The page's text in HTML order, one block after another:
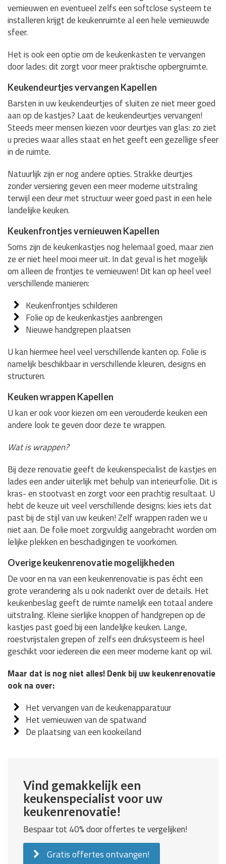
vernieuwen en eventueel zelfs een softclose systeem te
installeren krijgt de keukenruimte al een hele vernieuwde
sfeer.
Het is ook een optie om de keukenkasten te vervangen
door lades: dit zorgt voor meer praktische opbergruimte.
Keukendeurtjes vervangen Kapellen
Barsten in uw keukendeurtjes of sluiten ze niet meer goed
aan op de kastjes? Laat de keukendeurtjes vervangen!
Steeds meer mensen kiezen voor deurtjes van glas: zo ziet
u precies waar alles staat en het geeft een gezellige sfeer
in de ruimte.
Natuurlijk zijn er nog andere opties. Strakke deurtjes
zonder versiering geven een meer moderne uitstraling
terwijl een deur met structuur weer goed past in een hele
landelijke keuken.
Keukenfrontjes vernieuwen Kapellen
Soms zijn de keukenkastjes nog helemaal goed, maar zien
ze er niet heel mooi meer uit. In dat geval is het mogelijk
om alleen de frontjes te vernieuwen! Dit kan op heel veel
verschillende manieren:
Keukenfrontjes schilderen
Folie op de keukenkastjes aanbrengen
Nieuwe handgrepen plaatsen
U kan hiermee heel veel verschillende kanten op. Folie is
namelijk beschikbaar in verschillende kleuren, designs en
structuren.
Keuken wrappen Kapellen
U kan er ook voor kiezen om een verouderde keuken een
andere look te geven door deze te wrappen.
Wat is wrappen?
Bij deze renovatie geeft de keukenspecialist de kastjes en
lades een ander uiterlijk met behulp van interieurfolie. Dit is
kras- en stootvast en zorgt voor een prachtig resultaat. U
hebt de keuze uit veel verschillende designs: kies iets dat
past bij de stijl van uw keuken! Zelf wrappen raden we u
niet aan. De folie moet zorgvuldig aangebracht worden om
lelijke plekken en beschadigingen te voorkomen.
Overige keukenrenovatie mogelijkheden
De voor en na van een keukenrenovatie is pas écht een
grote verandering als u ook nadenkt over de details. Het
keukenbeslag geeft de ruimte namelijk een totaal andere
uitstraling. Kleine sierlijke knoppen of handgrepen op de
kastjes past goed bij een landelijke keuken. Lange,
roestvrijstalen grepen of zelfs een druksysteem is heel
geschikt voor iedereen die een meer moderne kant op wil.
Maar dat is nog niet alles! Denk bij uw keukenrenovatie
ook na over:
Het vervangen van de keukenapparatuur
Het vernieuwen van de spatwand
De plaatsing van een kookeiland
Vind gemakkelijk een
keukenspecialist voor uw
keukenrenovatie!
Bespaar tot 40% door offertes te vergelijken!
Gratis offertes ontvangen!